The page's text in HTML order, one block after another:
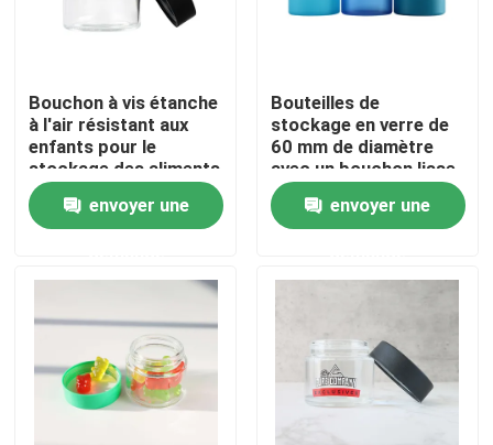
À propos de nous
Contrôle de qualité
Contactez-nous
Cas
Pack de mauvaises herbes personnalisé
Bouchon à vis étanche
à l'air résistant aux
enfants pour le
stockage des aliments
secs
envoyer une
Bouteilles de
stockage en verre de
60 mm de diamètre
avec un bouchon lisse
et un certificat de
verrouillage pour
enfants résistant aux
envoyer une